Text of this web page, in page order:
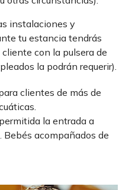
instalaciones y
tu estancia tendrás
con la pulsera de
la podrán requerir).
clientes de más de
la entrada a
Bebés acompañados de